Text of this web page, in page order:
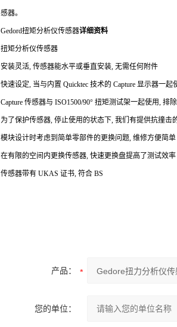
感器。
Gedord扭矩分析仪传感器详细资料
扭矩分析仪传感器
安装灵活, 传感器能水平或垂直安装, 无需任何附件
快速设定, 当与内置 Quicktec 技术的 Capture 显示器一
Capture 传感器与 ISO1500/90° 扭矩测试架一起使用, 排
为了保护传感器, 停止使用的状态下, 我们有提供抗撞击
模块设计时考虑到简单零部件的更换问题, 维修方便简单
在有限的空间内更换传感器, 快速更换盘提高了测试效率
传感器带有 UKAS 证书, 符合 BS
产品：
您的单位：